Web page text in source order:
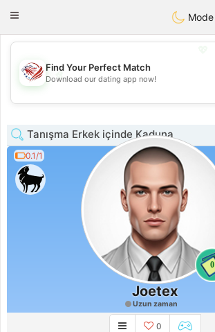
Dating
Toggle
Mode
💖
💕
Find Your Perfect Match
Download our dating app now!
Tanışma Erkek içinde Kaduna
0.1/1
0
Joetex
Uzun zaman
0